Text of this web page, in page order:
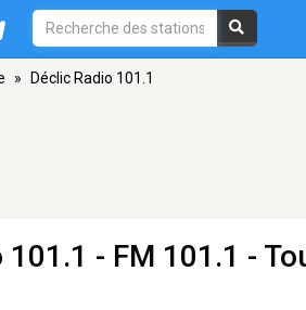
» Déclic Radio 101.1
101.1 - FM 101.1 -